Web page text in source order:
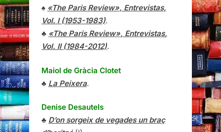
♠ «The Paris Review», Entrevistas,
Vol. I (1953-1983).
♣ «The Paris Review», Entrevistas,
Vol. II (1984-2012).
Maiol de Gràcia Clotet
♣ La Peixera.
Denise Desautels
♣ D’on sorgeix de vegades un braç